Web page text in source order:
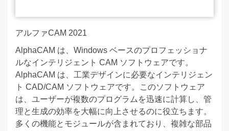
アルファCAM 2021
AlphaCAM は、Windows ベースのプロフェッショナ
ルなインテリジェント CAM ソフトウェアです。
AlphaCAM は、工業デザインに必要なインテリジェン
ト CAD/CAM ソフトウェアです。このソフトウェア
は、ユーザーが複数のプログラムを迅速に計算し、管
理と生成の効率を大幅に向上させるのに役立ちます。
多くの機能とモジュールが含まれており、複雑な部品